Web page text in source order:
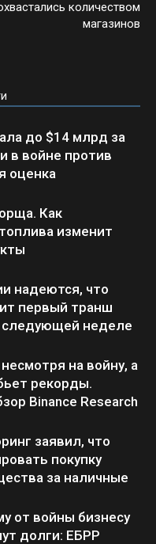
количеством
магазинов
до $14 млрд за
в войне против
оценка
Как
изменит
надеются, что
первый транш
следующей неделе
на войну, а
рекорды.
Binance Research
заявил, что
покупку
за наличные
от войны бизнесу
долги: ЕБРР